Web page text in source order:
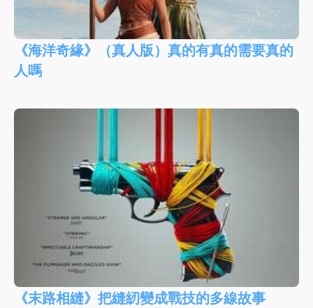
《海洋奇緣》（真人版）真的有真的需要真的
人嗎
《末路相縫》把縫紉變成戰技的多線故事